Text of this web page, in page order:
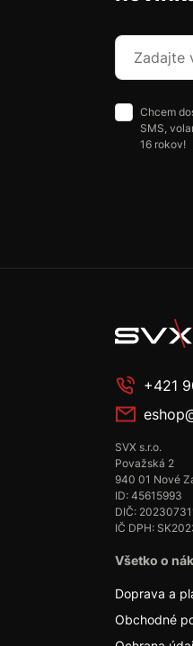
Chcem
SMS,
16 rokov!
+421
SVX s.r.o.
Považská 2
940 01 Nové
ID: 45615993
DIČ:
IČ DPH:
Všetko o
Doprava a
Obchodné